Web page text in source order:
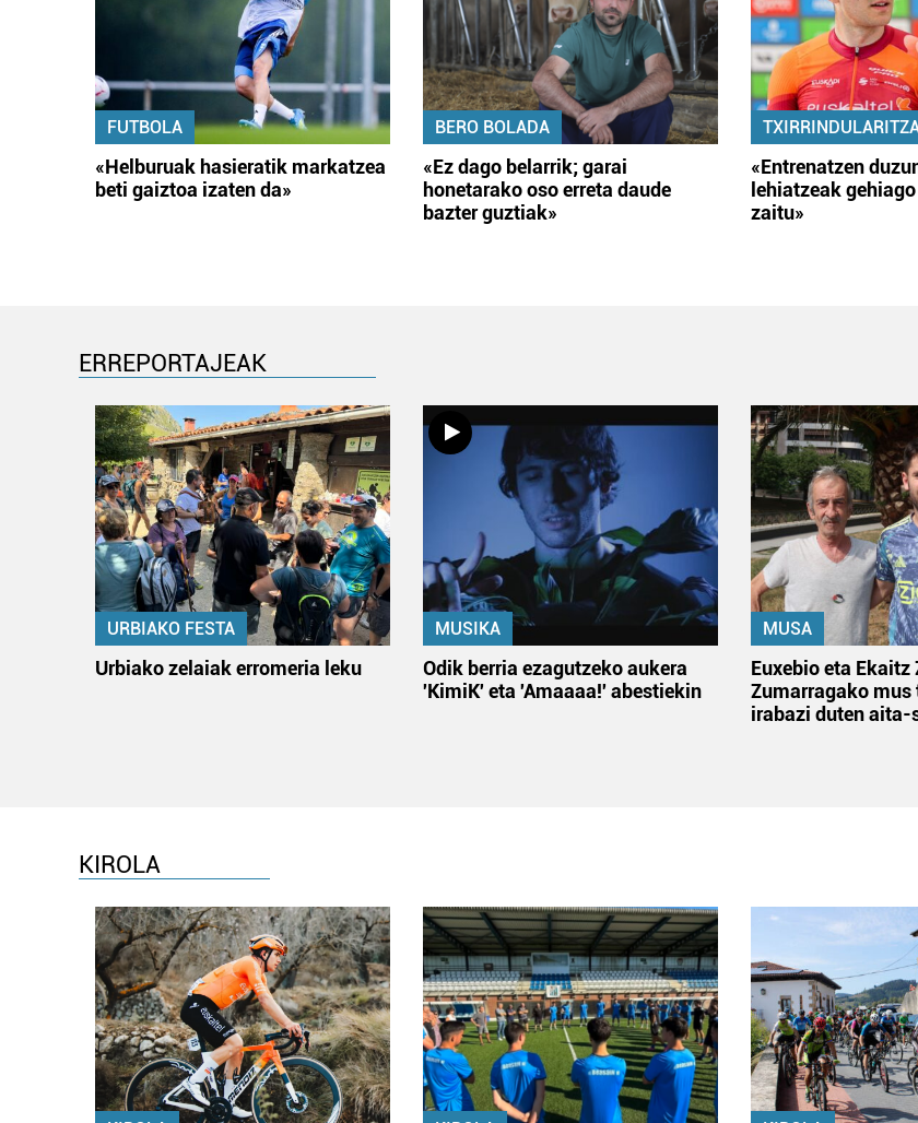
FUTBOLA
«Helburuak hasieratik markatzea
beti gaiztoa izaten da»
BERO BOLADA
«Ez dago belarrik; garai
honetarako oso erreta daude
bazter guztiak»
«Entrenatzen
lehiatzeak
zaitu»
ERREPORTAJEAK
URBIAKO FESTA
Urbiako zelaiak erromeria leku
MUSIKA
Odik berria ezagutzeko aukera
'KimiK' eta 'Amaaaa!' abestiekin
MUSA
Euxebio eta Ekaitz
Zumarragako mus
irabazi duten aita-
KIROLA